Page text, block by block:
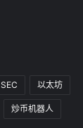
SEC 以太坊
炒币机器人